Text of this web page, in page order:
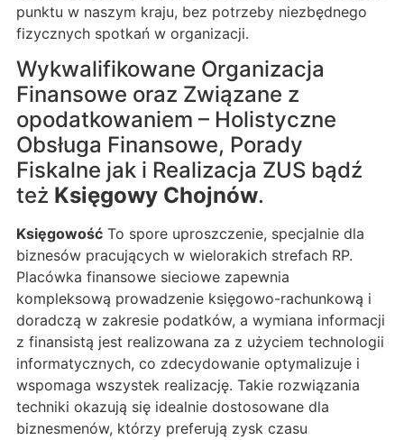
punktu w naszym kraju, bez potrzeby niezbędnego
fizycznych spotkań w organizacji.
Wykwalifikowane Organizacja
Finansowe oraz Związane z
opodatkowaniem – Holistyczne
Obsługa Finansowe, Porady
Fiskalne jak i Realizacja ZUS bądź
też Księgowy Chojnów.
Księgowość To spore uproszczenie, specjalnie dla
biznesów pracujących w wielorakich strefach RP.
Placówka finansowe sieciowe zapewnia
kompleksową prowadzenie księgowo-rachunkową i
doradczą w zakresie podatków, a wymiana informacji
z finansistą jest realizowana za z użyciem technologii
informatycznych, co zdecydowanie optymalizuje i
wspomaga wszystek realizację. Takie rozwiązania
techniki okazują się idealnie dostosowane dla
biznesmenów, którzy preferują zysk czasu